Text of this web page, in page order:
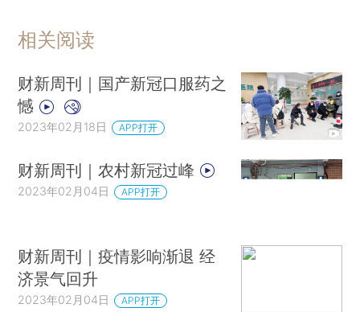
相关阅读
财新周刊｜国产新冠口服药之
憾
2023年02月18日 APP打开
财新周刊｜农村新冠过峰
2023年02月04日 APP打开
财新周刊｜疫情影响渐退 经
济景气回升
2023年02月04日 APP打开